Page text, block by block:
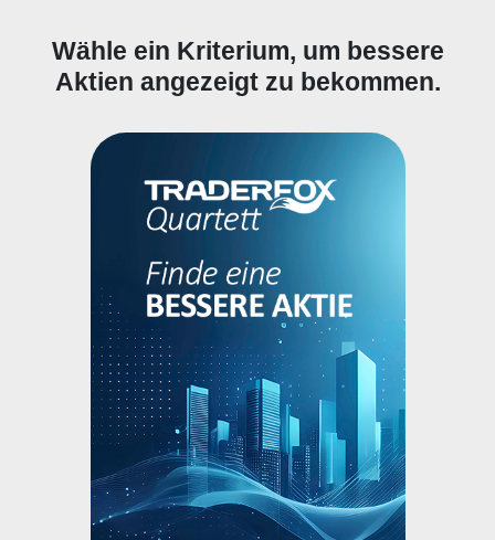
Wähle ein Kriterium, um bessere
Aktien angezeigt zu bekommen.